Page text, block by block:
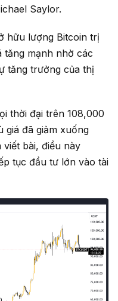
Saylor.
hữu lượng Bitcoin trị
tăng mạnh nhờ các
tăng trưởng của thị
thời đại trên 108,000
giá đã giảm xuống
bài, điều này
tục đầu tư lớn vào tài